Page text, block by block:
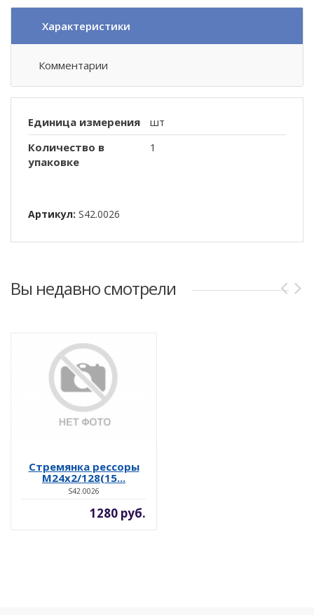
Характеристики
Комментарии
Единица измерения
шт
Количество в
упаковке
1
Артикул: S42.0026
Вы недавно смотрели
Стремянка рессоры
М24х2/128(15...
S42.0026
1280 руб.